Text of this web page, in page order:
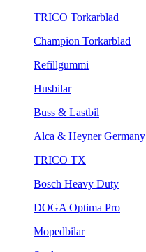
TRICO Torkarblad
Champion Torkarblad
Refillgummi
Husbilar
Buss & Lastbil
Alca & Heyner Germany
TRICO TX
Bosch Heavy Duty
DOGA Optima Pro
Mopedbilar